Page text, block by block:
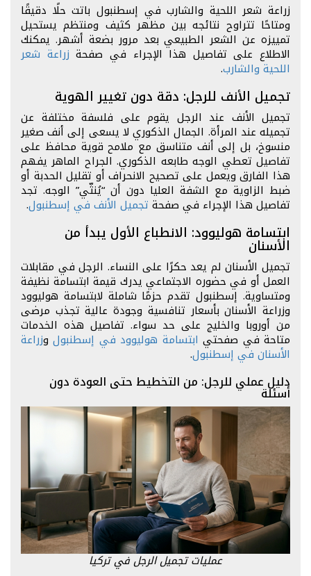
زراعة شعر اللحية والشارب في إسطنبول باتت حلًا دقيقًا
ومتاحًا تتراوح نتائجه بين مظهر كثيف ومنتظم يستحيل
تمييزه عن الشعر الطبيعي بعد مرور بضعة أشهر. يمكنك
الاطلاع على تفاصيل هذا الإجراء في صفحةزراعة شعر
اللحية والشارب.
تجميل الأنف للرجل: دقة دون تغيير الهوية
تجميل الأنف عند الرجل يقوم على فلسفة مختلفة عن
تجميله عند المرأة. الجمال الذكوري لا يسعى إلى أنف صغير
منسوخ، بل إلى أنف متناسق مع ملامح قوية محافظ على
تفاصيل تعطي الوجه طابعه الذكوري. الجراح الماهر يفهم
هذا الفارق ويعمل على تصحيح الانحراف أو تقليل الحدبة أو
ضبط الزاوية مع الشفة العليا دون أن “يُنثّي” الوجه. تجد
تفاصيل هذا الإجراء في صفحة تجميل الأنف في إسطنبول.
ابتسامة هوليوود: الانطباع الأول يبدأ من
الأسنان
تجميل الأسنان لم يعد حكرًا على النساء. الرجل في مقابلات
العمل أو في حضوره الاجتماعي يدرك قيمة ابتسامة نظيفة
ومتساوية. إسطنبول تقدم حزمًا شاملة لابتسامة هوليوود
وزراعة الأسنان بأسعار تنافسية وجودة عالية تجذب مرضى
من أوروبا والخليج على حد سواء. تفاصيل هذه الخدمات
متاحة في صفحتيابتسامة هوليوود في إسطنبولوزراعة
الأسنان في إسطنبول.
دليل عملي للرجل: من التخطيط حتى العودة دون
أسئلة
عمليات تجميل الرجل في تركيا